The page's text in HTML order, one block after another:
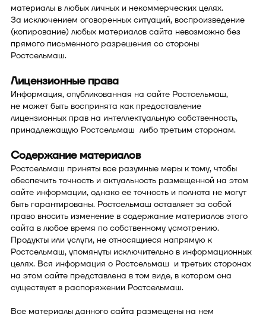
материалы в любых личных и некоммерческих целях.
За исключением оговоренных ситуаций, воспроизведение
(копирование) любых материалов сайта невозможно без
прямого письменного разрешения со стороны
Ростсельмаш.
Лицензионные права
Информация, опубликованная на сайте Ростсельмаш,
не может быть воспринята как предоставление
лицензионных прав на интеллектуальную собственность,
принадлежащую Ростсельмаш либо третьим сторонам.
Содержание материалов
Ростсельмаш приняты все разумные меры к тому, чтобы
обеспечить точность и актуальность размещенной на этом
сайте информации, однако ее точность и полнота не могут
быть гарантированы. Ростсельмаш оставляет за собой
право вносить изменение в содержание материалов этого
сайта в любое время по собственному усмотрению.
Продукты или услуги, не относящиеся напрямую к
Ростсельмаш, упомянуты исключительно в информационных
целях. Вся информация о Ростсельмаш и третьих сторонах
на этом сайте представлена в том виде, в котором она
существует в распоряжении Ростсельмаш.
Все материалы данного сайта размещены на нем